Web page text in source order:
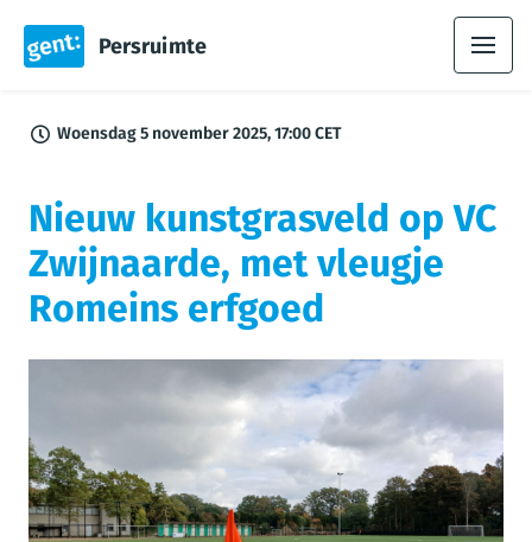
Persruimte
Woensdag 5 november 2025, 17:00 CET
Nieuw kunstgrasveld op VC
Zwijnaarde, met vleugje
Romeins erfgoed